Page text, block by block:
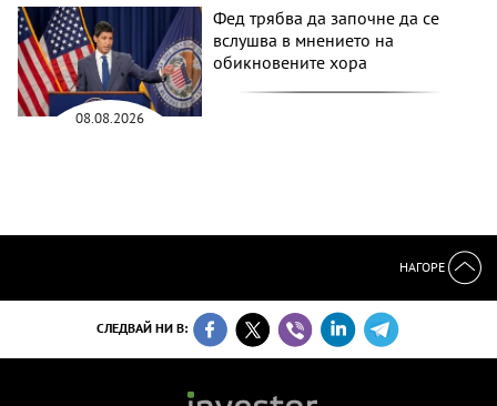
08.08.2026
Фед трябва да започне да се
вслушва в мнението на
обикновените хора
НАГОРЕ
СЛЕДВАЙ НИ В: